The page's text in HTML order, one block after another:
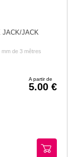
JACK/JACK
de 3 mêtres
A partir de
5.00